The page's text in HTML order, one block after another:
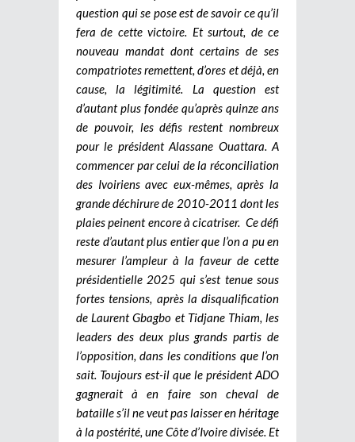
question qui se pose est de savoir ce qu’il
fera de cette victoire. Et surtout, de ce
nouveau mandat dont certains de ses
compatriotes remettent, d’ores et déjà, en
cause, la légitimité. La question est
d’autant plus fondée qu’après quinze ans
de pouvoir, les défis restent nombreux
pour le président Alassane Ouattara. A
commencer par celui de la réconciliation
des Ivoiriens avec eux-mêmes, après la
grande déchirure de 2010-2011 dont les
plaies peinent encore à cicatriser. Ce défi
reste d’autant plus entier que l’on a pu en
mesurer l’ampleur à la faveur de cette
présidentielle 2025 qui s’est tenue sous
fortes tensions, après la disqualification
de Laurent Gbagbo et Tidjane Thiam, les
leaders des deux plus grands partis de
l’opposition, dans les conditions que l’on
sait. Toujours est-il que le président ADO
gagnerait à en faire son cheval de
bataille s’il ne veut pas laisser en héritage
à la postérité, une Côte d’Ivoire divisée. Et